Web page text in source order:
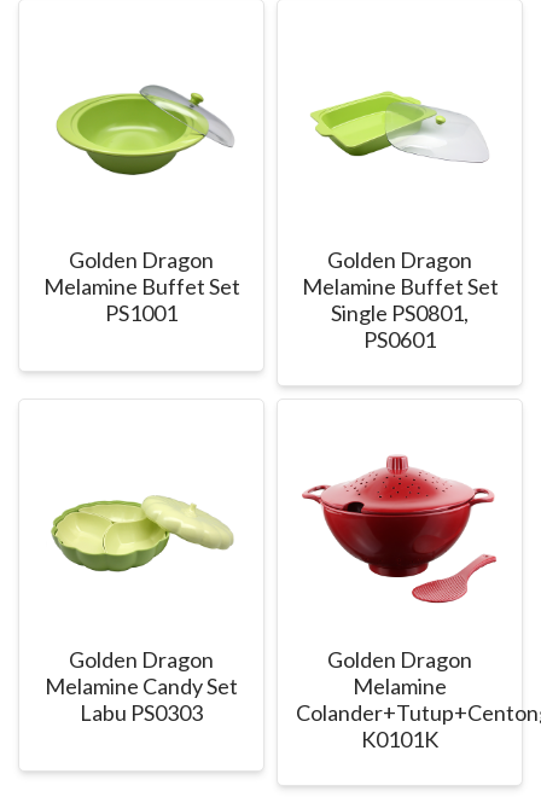
Golden Dragon
Melamine Buffet Set
PS1001
Golden Dragon
Melamine Buffet Set
Single PS0801,
PS0601
Golden Dragon
Melamine Candy Set
Labu PS0303
Golden Dragon
Melamine
K0101K